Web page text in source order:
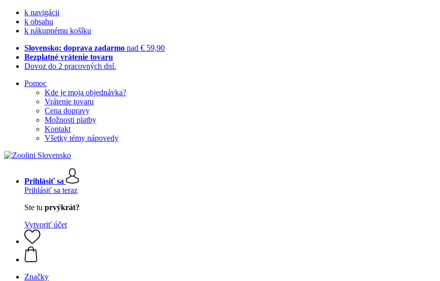
k navigácii
k obsahu
k nákupnému košíku
Slovensko: doprava zadarmo nad € 59,90
Bezplatné vrátenie tovaru
Dovoz do 2 pracovných dní.
Pomoc
Kde je moja objednávka?
Vrátenie tovaru
Cena dopravy
Možnosti platby
Kontakt
Všetky témy nápovedy
Prihlásiť sa
Prihlásiť sa teraz
Ste tu prvýkrát?
Vytvoriť účet
Značky